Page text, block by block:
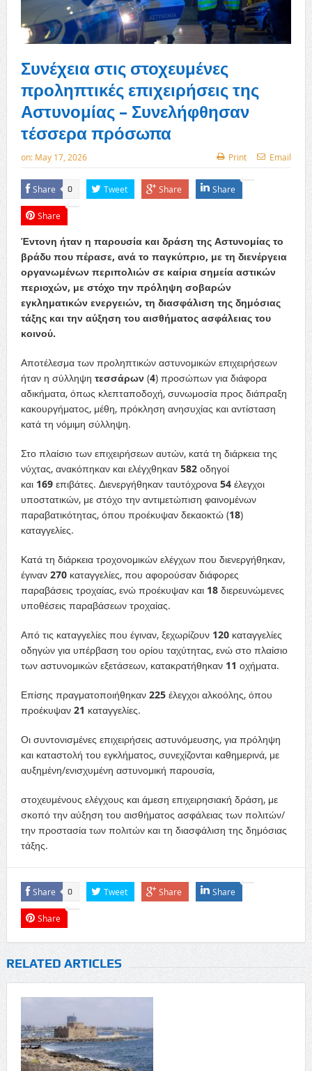
Συνέχεια στις στοχευμένες
προληπτικές επιχειρήσεις της
Αστυνομίας – Συνελήφθησαν
τέσσερα πρόσωπα
on: May 17, 2026 Print Email
Share 0 Tweet Share Share
Share
Έντονη ήταν η παρουσία και δράση της Αστυνομίας το
βράδυ που πέρασε, ανά το παγκύπριο, με τη διενέργεια
οργανωμένων περιπολιών σε καίρια σημεία αστικών
περιοχών, με στόχο την πρόληψη σοβαρών
εγκληματικών ενεργειών, τη διασφάλιση της δημόσιας
τάξης και την αύξηση του αισθήματος ασφάλειας του
κοινού.
Αποτέλεσμα των προληπτικών αστυνομικών επιχειρήσεων
ήταν η σύλληψη τεσσάρων(4) προσώπων για διάφορα
αδικήματα, όπως κλεπταποδοχή, συνωμοσία προς διάπραξη
κακουργήματος, μέθη, πρόκληση ανησυχίας και αντίσταση
κατά τη νόμιμη σύλληψη.
Στο πλαίσιο των επιχειρήσεων αυτών, κατά τη διάρκεια της
νύχτας, ανακόπηκαν και ελέγχθηκαν 582οδηγοί
και 169 επιβάτες. Διενεργήθηκαν ταυτόχρονα 54έλεγχοι
υποστατικών, με στόχο την αντιμετώπιση φαινομένων
παραβατικότητας, όπου προέκυψαν δεκαοκτώ (18)
καταγγελίες.
Κατά τη διάρκεια τροχονομικών ελέγχων που διενεργήθηκαν,
έγιναν 270 καταγγελίες, που αφορούσαν διάφορες
παραβάσεις τροχαίας, ενώ προέκυψαν και 18 διερευνώμενες
υποθέσεις παραβάσεων τροχαίας.
Από τις καταγγελίες που έγιναν, ξεχωρίζουν 120 καταγγελίες
οδηγών για υπέρβαση του ορίου ταχύτητας, ενώ στο πλαίσιο
των αστυνομικών εξετάσεων, κατακρατήθηκαν 11 οχήματα.
Επίσης πραγματοποιήθηκαν 225έλεγχοι αλκοόλης, όπου
προέκυψαν 21 καταγγελίες.
Οι συντονισμένες επιχειρήσεις αστυνόμευσης, για πρόληψη
και καταστολή του εγκλήματος, συνεχίζονται καθημερινά, με
αυξημένη/ενισχυμένη αστυνομική παρουσία,
στοχευμένους ελέγχους και άμεση επιχειρησιακή δράση, με
σκοπό την αύξηση του αισθήματος ασφάλειας των πολιτών/
την προστασία των πολιτών και τη διασφάλιση της δημόσιας
τάξης.
Share 0 Tweet Share Share
Share
RELATED ARTICLES